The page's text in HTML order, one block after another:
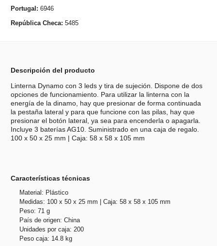
Portugal: 6946
República Checa: 5485
Descripción del producto
Linterna Dynamo con 3 leds y tira de sujeción. Dispone de dos
opciones de funcionamiento. Para utilizar la linterna con la
energía de la dinamo, hay que presionar de forma continuada
la pestaña lateral y para que funcione con las pilas, hay que
presionar el botón lateral, ya sea para encenderla o apagarla.
Incluye 3 baterías AG10. Suministrado en una caja de regalo.
100 x 50 x 25 mm | Caja: 58 x 58 x 105 mm
Características técnicas
Material: Plástico
Medidas: 100 x 50 x 25 mm | Caja: 58 x 58 x 105 mm
Peso: 71 g
País de origen: China
Unidades por caja: 200
Peso caja: 14.8 kg